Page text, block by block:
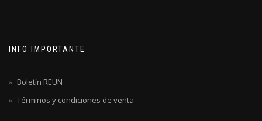
INFO IMPORTANTE
Boletín REUN
Términos y condiciones de venta